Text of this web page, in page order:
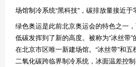
场馆制冷系统“黑科技”，碳排放量接近于
绿色奥运是此前北京奥运会的特色之一，
低碳发挥到了新的高度。被称为“冰丝带
在北京市区唯一新建场馆。“冰丝带”和
二氧化碳跨临界制冷系统，冰面温差控